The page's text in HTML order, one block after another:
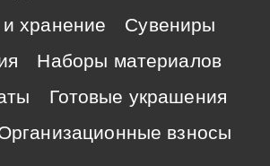
и хранение
Сувениры
Наборы материалов
Готовые украшения
взносы